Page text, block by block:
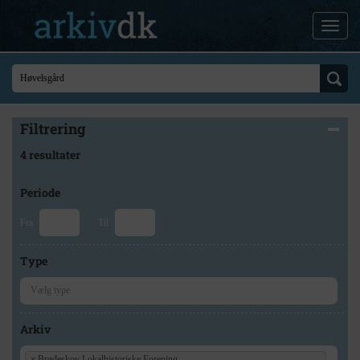
Filtrering
4 resultater
Periode
Fra Til
Type
Arkiv